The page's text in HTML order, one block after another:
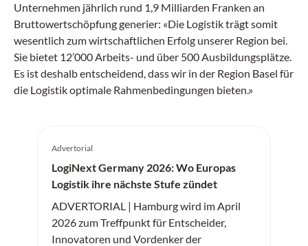
Unternehmen jährlich rund 1,9 Milliarden Franken an
Bruttowertschöpfung generier: «Die Logistik trägt somit
wesentlich zum wirtschaftlichen Erfolg unserer Region bei.
Sie bietet 12’000 Arbeits- und über 500 Ausbildungsplätze.
Es ist deshalb entscheidend, dass wir in der Region Basel für
die Logistik optimale Rahmenbedingungen bieten.»
Advertorial
LogiNext Germany 2026: Wo Europas
Logistik ihre nächste Stufe zündet
ADVERTORIAL | Hamburg wird im April
2026 zum Treffpunkt für Entscheider,
Innovatoren und Vordenker der